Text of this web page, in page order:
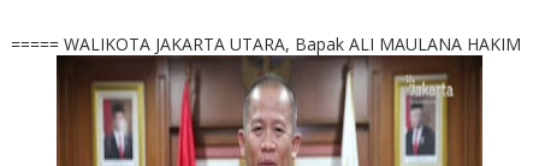
===== WALIKOTA JAKARTA UTARA, Bapak ALI MAULANA HAKIM